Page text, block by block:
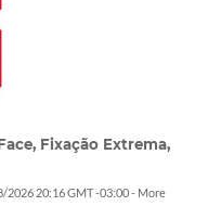
Fixação Extrema,
2026 20:16 GMT -03:00 - More